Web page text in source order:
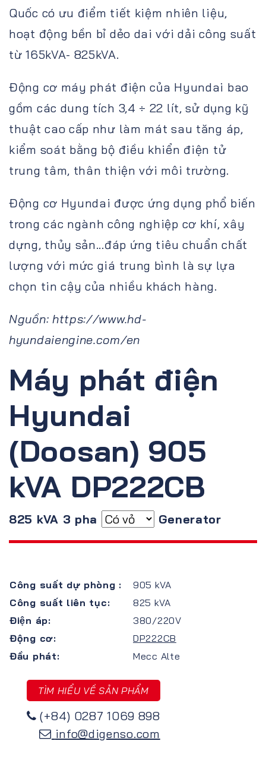
Quốc có ưu điểm tiết kiệm nhiên liệu,
hoạt động bền bỉ dẻo dai với dải công suất
từ 165kVA- 825kVA.
Động cơ máy phát điện của Hyundai bao
gồm các dung tích 3,4 ÷ 22 lít, sử dụng kỹ
thuật cao cấp như làm mát sau tăng áp,
kiểm soát bằng bộ điều khiển điện tử
trung tâm, thân thiện với môi trường.
Động cơ Hyundai được ứng dụng phổ biến
trong các ngành công nghiệp cơ khí, xây
dựng, thủy sản...đáp ứng tiêu chuẩn chất
lượng với mức giá trung bình là sự lựa
chọn tin cậy của nhiều khách hàng.
Nguồn: https://www.hd-
hyundaiengine.com/en
Máy phát điện
Hyundai
(Doosan) 905
kVA DP222CB
825 kVA 3 pha Generator
Công suất dự phòng :
905 kVA
Công suất liên tục:
825 kVA
Điện áp:
380/220V
Động cơ:
DP222CB
Đầu phát:
Mecc Alte
TÌM HIỂU VỀ SẢN PHẨM
(+84) 0287 1069 898
info@digenso.com